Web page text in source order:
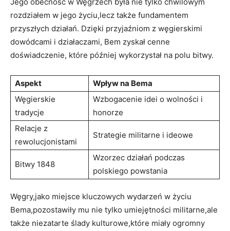
rozdziałem w jego życiu,lecz także fundamentem
przyszłych działań. Dzięki przyjaźniom z węgierskimi
dowódcami i działaczami, Bem zyskał cenne
doświadczenie, które później ​wykorzystał na polu bitwy.
Aspekt
Wpływ na Bema
Węgierskie
tradycje
Wzbogacenie idei o ⁣wolności i
honorze
Relacje z
rewolucjonistami
Strategie militarne i ideowe
Bitwy 1848
Wzorzec⁤ działań podczas
polskiego powstania
Węgry,jako miejsce kluczowych wydarzeń w ⁣życiu
Bema,pozostawiły ⁢mu nie tylko umiejętności militarne,ale
także niezatarte ślady kulturowe,które miały ogromny